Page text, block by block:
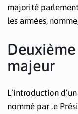
majorité
les armées,
majeur
L’introduction
nommé par le